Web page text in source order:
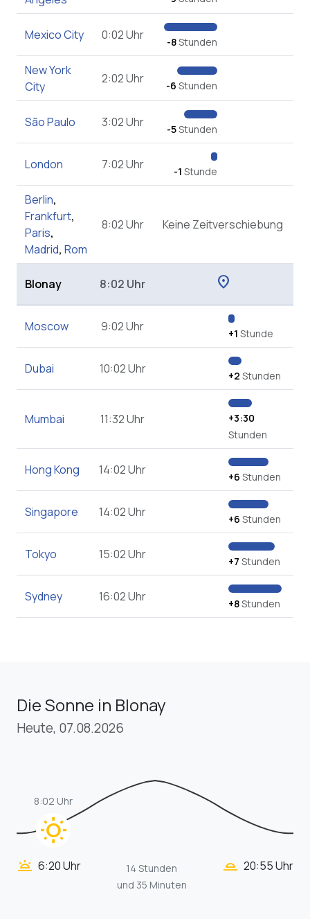
Mexico City 0:02 Uhr -8Stunden
New York
City
2:02 Uhr -6 Stunden
São Paulo 3:02 Uhr -5Stunden
London 7:02 Uhr -1 Stunde
Berlin,
Frankfurt,
Paris,
Madrid, Rom
8:02 Uhr Keine Zeitverschiebung
Blonay 8:02 Uhr location_on
Moscow 9:02 Uhr +1 Stunde
Dubai 10:02 Uhr +2 Stunden
Mumbai 11:32 Uhr
+3:30
Stunden
Hong Kong 14:02 Uhr +6 Stunden
Singapore 14:02 Uhr +6 Stunden
Tokyo 15:02 Uhr +7 Stunden
Sydney 16:02 Uhr +8Stunden
Die Sonne in Blonay
Heute, 07.08.2026
wb_sunny
8:02 Uhr
wb_twilight 6:20 Uhr
14 Stunden
und 35 Minuten
wb_twilight_2 20:55 Uhr